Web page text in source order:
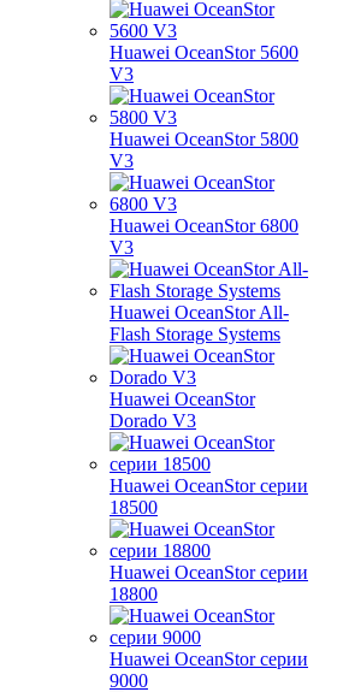
Huawei OceanStor 5600
V3
Huawei OceanStor 5800
V3
Huawei OceanStor 6800
V3
Huawei OceanStor All-
Flash Storage Systems
Huawei OceanStor
Dorado V3
Huawei OceanStor серии
18500
Huawei OceanStor серии
18800
Huawei OceanStor серии
9000